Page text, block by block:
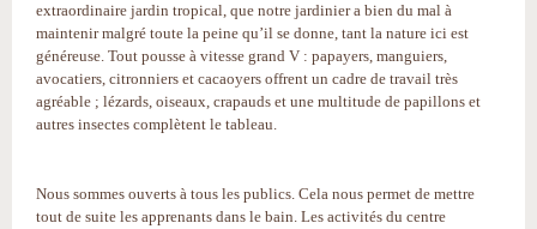
extraordinaire jardin tropical, que notre jardinier a bien du mal à
maintenir malgré toute la peine qu’il se donne, tant la nature ici est
généreuse. Tout pousse à vitesse grand V : papayers, manguiers,
avocatiers, citronniers et cacaoyers offrent un cadre de travail très
agréable ; lézards, oiseaux, crapauds et une multitude de papillons et
autres insectes complètent le tableau.
Nous sommes ouverts à tous les publics. Cela nous permet de mettre
tout de suite les apprenants dans le bain. Les activités du centre